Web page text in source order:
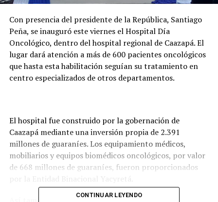
Con presencia del presidente de la República, Santiago
Peña, se inauguró este viernes el Hospital Día
Oncológico, dentro del hospital regional de Caazapá. El
lugar dará atención a más de 600 pacientes oncológicos
que hasta esta habilitación seguían su tratamiento en
centro especializados de otros departamentos.
El hospital fue construido por la gobernación de
Caazapá mediante una inversión propia de 2.391
millones de guaraníes. Los equipamiento médicos,
mobiliarios y equipos biomédicos oncológicos, por valor
de 668 millones de guaraníes, fueron proporcionados
Así también, el Gobierno Nacional, a través del
CONTINUAR LEYENDO